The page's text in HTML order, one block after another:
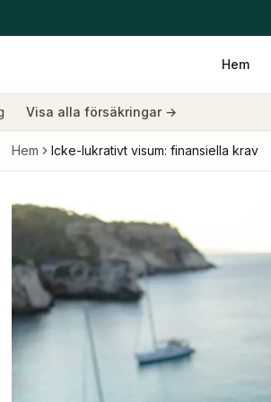
Hem
Hemförsäkring Sjukförsäkring
Visa alla försäkringar→
Hem Icke-lukrativt visum: finansiella krav